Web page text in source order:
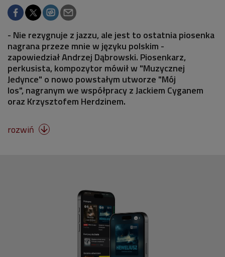
- Nie rezygnuje z jazzu, ale jest to ostatnia piosenka
nagrana przeze mnie w języku polskim -
zapowiedział Andrzej Dąbrowski. Piosenkarz,
perkusista, kompozytor mówił w "Muzycznej
Jedynce" o nowo powstałym utworze "Mój
los", nagranym we współpracy z Jackiem Cyganem
oraz Krzysztofem Herdzinem.
rozwiń 